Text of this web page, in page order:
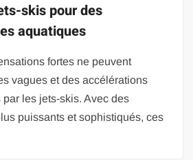
skis pour des
aquatiques
fortes ne peuvent
vagues et des accélérations
les jets-skis. Avec des
puissants et sophistiqués, ces